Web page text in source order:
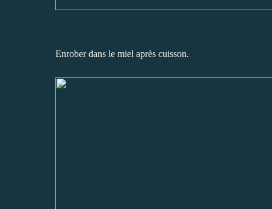
Enrober dans le miel après cuisson.